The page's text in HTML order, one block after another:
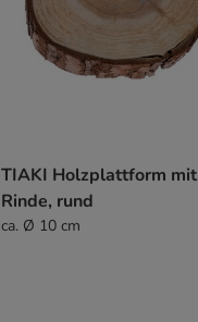
TIAKI Holzplattform mit
Rinde, rund
ca. Ø 10 cm